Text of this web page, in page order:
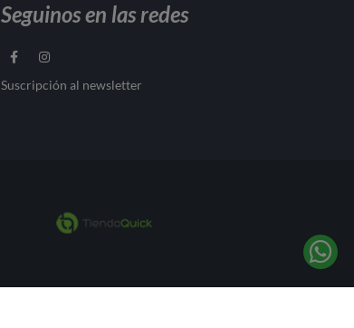
Seguinos en las redes
Suscripción al newsletter